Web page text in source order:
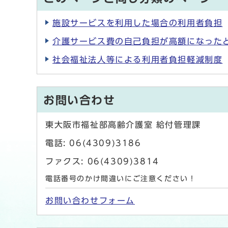
施設サービスを利用した場合の利用者負担
介護サービス費の自己負担が高額になった
社会福祉法人等による利用者負担軽減制度
お問い合わせ
東大阪市福祉部高齢介護室 給付管理課
電話: 06(4309)3186
ファクス: 06(4309)3814
電話番号のかけ間違いにご注意ください！
お問い合わせフォーム